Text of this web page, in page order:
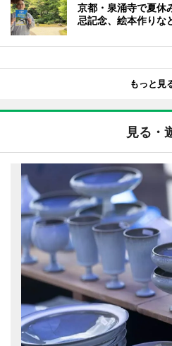
京都・泉涌寺で夏
忌記念、絵本作りな
もっと見
見る・